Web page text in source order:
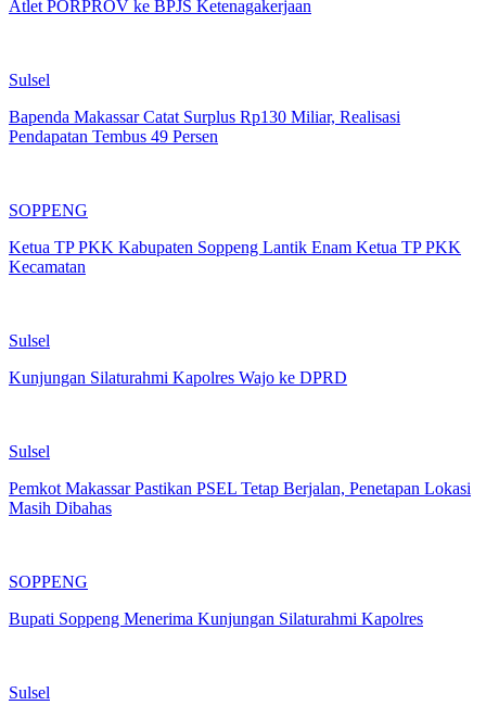
Atlet PORPROV ke BPJS Ketenagakerjaan
Sulsel
Bapenda Makassar Catat Surplus Rp130 Miliar, Realisasi
Pendapatan Tembus 49 Persen
SOPPENG
Ketua TP PKK Kabupaten Soppeng Lantik Enam Ketua TP PKK
Kecamatan
Sulsel
Kunjungan Silaturahmi Kapolres Wajo ke DPRD
Sulsel
Pemkot Makassar Pastikan PSEL Tetap Berjalan, Penetapan Lokasi
Masih Dibahas
SOPPENG
Bupati Soppeng Menerima Kunjungan Silaturahmi Kapolres
Sulsel